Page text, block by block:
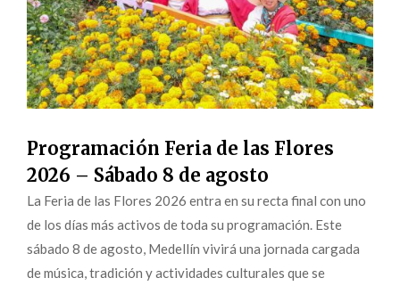
Programación Feria de las Flores
2026 – Sábado 8 de agosto
La Feria de las Flores 2026 entra en su recta final con uno
de los días más activos de toda su programación. Este
sábado 8 de agosto, Medellín vivirá una jornada cargada
de música, tradición y actividades culturales que se